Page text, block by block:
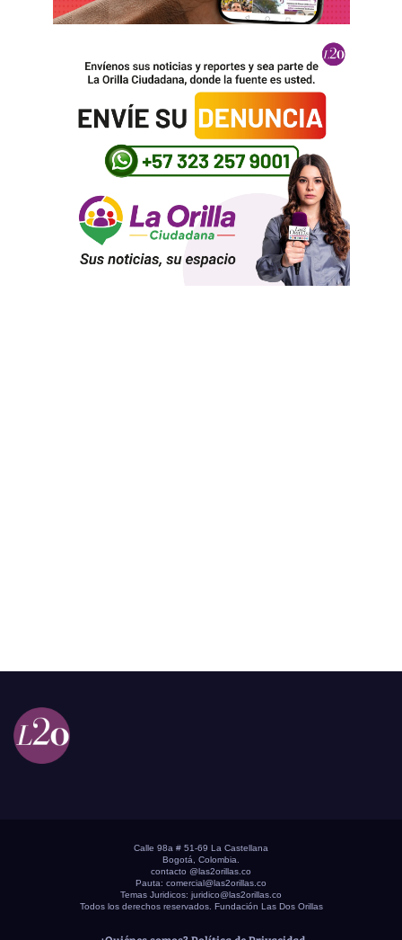
Calle 98a # 51-69 La Castellana
Bogotá, Colombia.
contacto @las2orillas.co
Pauta: comercial@las2orillas.co
Temas Juridicos: juridico@las2orillas.co
Todos los derechos reservados. Fundación Las Dos Orillas